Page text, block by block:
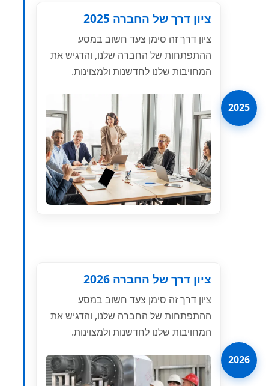
2025
ציון דרך של החברה 2025
ציון דרך זה סימן צעד חשוב במסע
ההתפתחות של החברה שלנו, והדגיש את
המחויבות שלנו לחדשנות ולמצוינות.
2026
ציון דרך של החברה 2026
ציון דרך זה סימן צעד חשוב במסע
ההתפתחות של החברה שלנו, והדגיש את
המחויבות שלנו לחדשנות ולמצוינות.